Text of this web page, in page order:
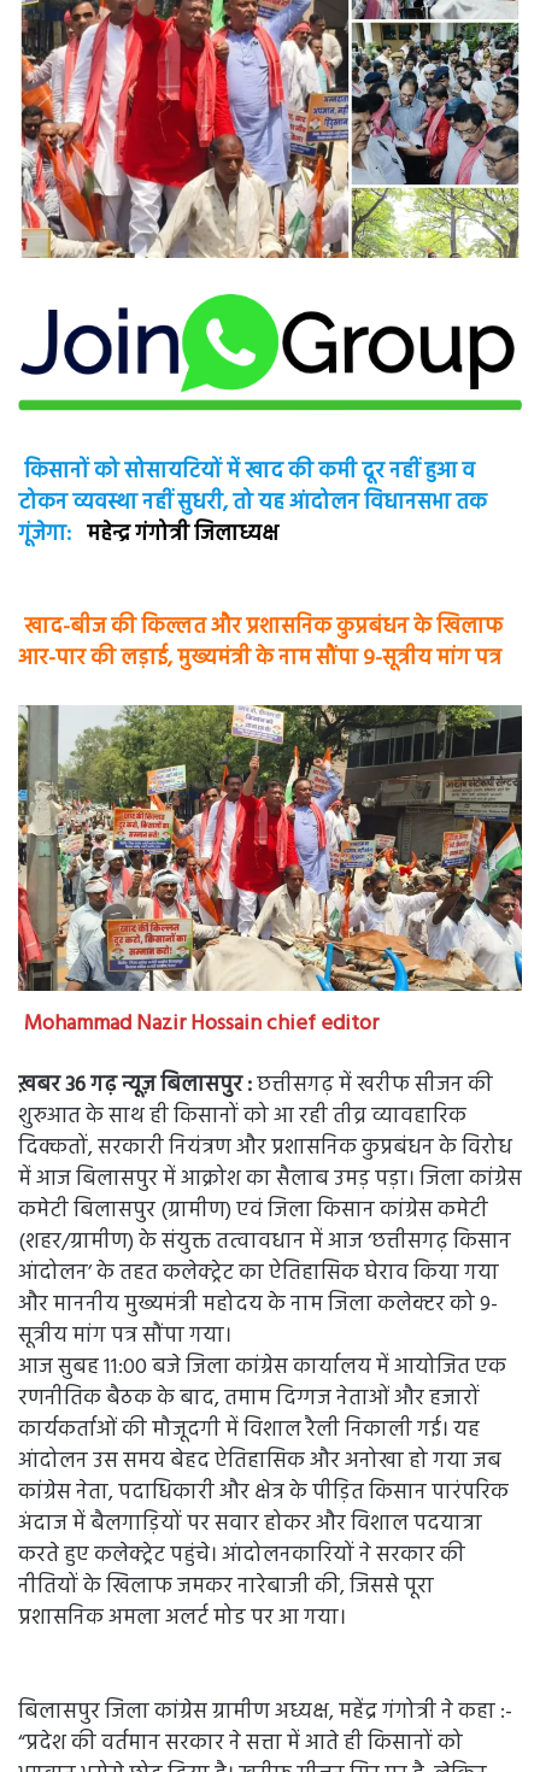
किसानों को सोसायटियों में खाद की कमी दूर नहीं हुआ व
टोकन व्यवस्था नहीं सुधरी, तो यह आंदोलन विधानसभा तक
गूंजेगा: महेन्द्र गंगोत्री जिलाध्यक्ष
खाद-बीज की किल्लत और प्रशासनिक कुप्रबंधन के खिलाफ
आर-पार की लड़ाई, मुख्यमंत्री के नाम सौंपा ९-सूत्रीय मांग पत्र
Mohammad Nazir Hossain chief editor
ख़बर 36 गढ़ न्यूज़ बिलासपुर :छत्तीसगढ़ में खरीफ सीजन की
शुरुआत के साथ ही किसानों को आ रही तीव्र व्यावहारिक
दिक्कतों, सरकारी नियंत्रण और प्रशासनिक कुप्रबंधन के विरोध
में आज बिलासपुर में आक्रोश का सैलाब उमड़ पड़ा। जिला कांग्रेस
कमेटी बिलासपुर (ग्रामीण) एवं जिला किसान कांग्रेस कमेटी
(शहर/ग्रामीण) के संयुक्त तत्वावधान में आज ‘छत्तीसगढ़ किसान
आंदोलन’ के तहत कलेक्ट्रेट का ऐतिहासिक घेराव किया गया
और माननीय मुख्यमंत्री महोदय के नाम जिला कलेक्टर को 9-
सूत्रीय मांग पत्र सौंपा गया।
आज सुबह 11:00 बजे जिला कांग्रेस कार्यालय में आयोजित एक
रणनीतिक बैठक के बाद, तमाम दिग्गज नेताओं और हजारों
कार्यकर्ताओं की मौजूदगी में विशाल रैली निकाली गई। यह
आंदोलन उस समय बेहद ऐतिहासिक और अनोखा हो गया जब
कांग्रेस नेता, पदाधिकारी और क्षेत्र के पीड़ित किसान पारंपरिक
अंदाज में बैलगाड़ियों पर सवार होकर और विशाल पदयात्रा
करते हुए कलेक्ट्रेट पहुंचे। आंदोलनकारियों ने सरकार की
नीतियों के खिलाफ जमकर नारेबाजी की, जिससे पूरा
प्रशासनिक अमला अलर्ट मोड पर आ गया।
बिलासपुर जिला कांग्रेस ग्रामीण अध्यक्ष, महेंद्र गंगोत्री ने कहा :-
“प्रदेश की वर्तमान सरकार ने सत्ता में आते ही किसानों को